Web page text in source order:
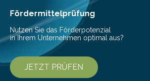
bis 16:00 Uhr, ein virtuelles Partnering
Forschungsprogramm
Fördermittelprüfung
Nutzen Sie das Förderpotenzial
in Ihrem Unternehmen optimal aus?
JETZT PRÜFEN